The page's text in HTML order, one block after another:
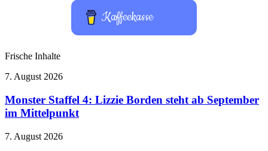
Kaffeekasse
Frische Inhalte
Monster
4:
Lizzie
Borden
ab
7. August 2026
Monster Staffel 4: Lizzie Borden steht ab September
im Mittelpunkt
Banjo-
7. August 2026